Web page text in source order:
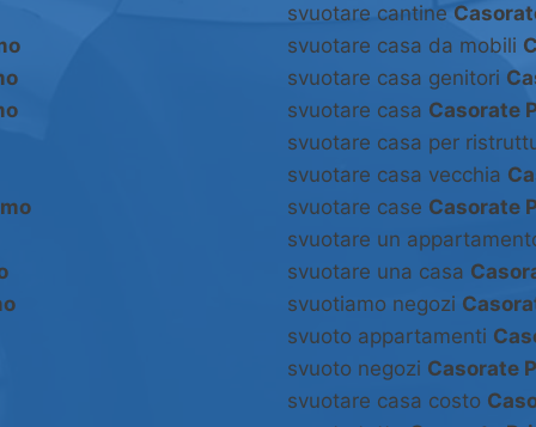
svuotare cantine
svuotare casa da mobili
svuotare casa genitori
svuotare casa Casorate
svuotare casa per
svuotare casa vecchia
svuotare case Casorate
svuotare un
svuotare una casa
svuotiamo negozi
svuoto appartamenti
svuoto negozi Casorate
svuotare casa costo